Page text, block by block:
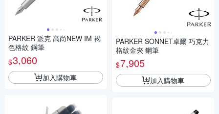
PARKER 派克 高尚NEW IM 褐
色格紋 鋼筆
$3,060
加入購物車
PARKER SONNET卓爾 巧克力
格紋金夾 鋼筆
$7,905
加入購物車